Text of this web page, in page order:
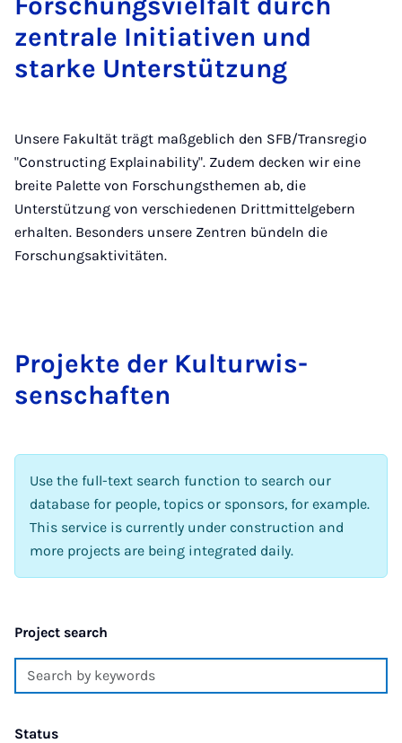
zentrale Initiativen und
starke Unterstützung
Unsere Fakultät trägt maßgeblich den SFB/Transregio
"Constructing Explainability". Zudem decken wir eine
breite Palette von Forschungsthemen ab, die
Unterstützung von verschiedenen Drittmittelgebern
erhalten. Besonders unsere Zentren bündeln die
Forschungsaktivitäten.
Pro­jekte der Kul­tur­wis­
senschaften
Use the full-text search function to search our
database for people, topics or sponsors, for example.
This service is currently under construction and
more projects are being integrated daily.
Project search
Status